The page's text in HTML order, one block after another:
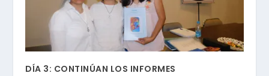
DÍA 3: CONTINÚAN LOS INFORMES